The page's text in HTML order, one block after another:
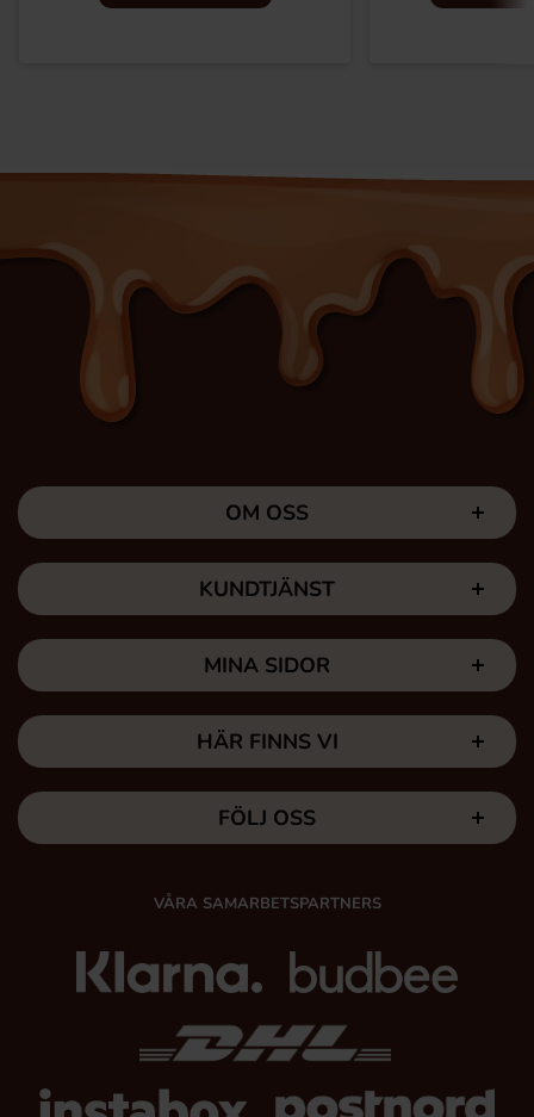
OM OSS
KUNDTJÄNST
MINA SIDOR
HÄR FINNS VI
FÖLJ OSS
VÅRA SAMARBETSPARTNERS